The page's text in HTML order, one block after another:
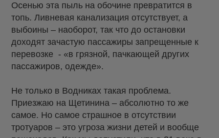
Осенью эта пыль на обочине превратится в
топь. Ливневая канализация отсутствует, а
выбоины – наоборот, так что до остановки
доходят зачастую пассажиры запрещенные к
перевозке - «в грязной, пачкающей других
пассажиров, одежде».
Не только в Водниках такая проблема.
Приезжаю на Щетинина – абсолютно то же
самое. Но самое страшное в отсутствии
тротуаров – это угроза жизни детей и вообще